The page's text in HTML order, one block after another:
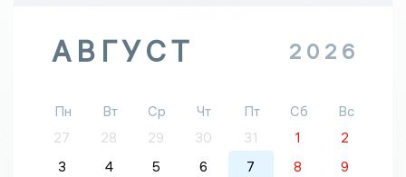
АВГУСТ 2026
Пн Вт Ср Чт Пт Сб
Вс
27
28 29 30 31 1
2
3
4 5 6 7 8
9